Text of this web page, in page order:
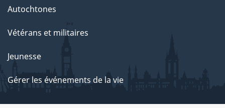
Autochtones
Vétérans et militaires
Jeunesse
Gérer les événements de la vie